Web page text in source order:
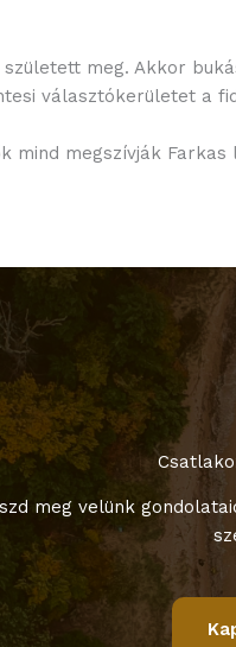
meg. Akkor
választókerületet a
mind megszívják
meg velünk